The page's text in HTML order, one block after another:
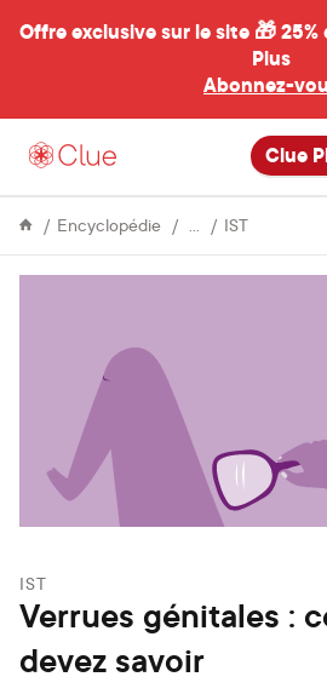
Offre exclusive sur le site 🎁
Plus
Abonnez-
Clue
Encyclopédie Sexe ISTVerrues
IST
Verrues génitales :
devez savoir